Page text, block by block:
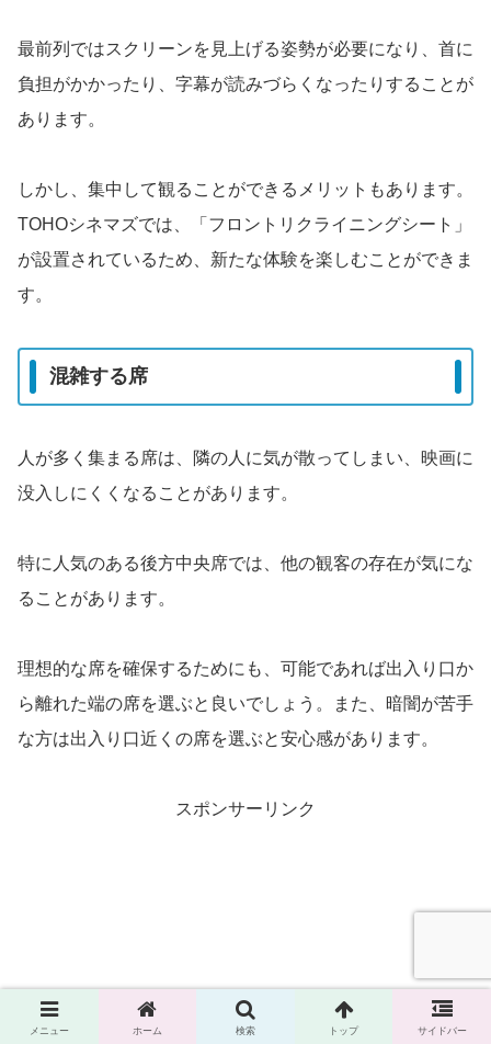
最前列ではスクリーンを見上げる姿勢が必要になり、首に
負担がかかったり、字幕が読みづらくなったりすることが
あります。
しかし、集中して観ることができるメリットもあります。
TOHOシネマズでは、「フロントリクライニングシート」
が設置されているため、新たな体験を楽しむことができま
す。
混雑する席
人が多く集まる席は、隣の人に気が散ってしまい、映画に
没入しにくくなることがあります。
特に人気のある後方中央席では、他の観客の存在が気にな
ることがあります。
理想的な席を確保するためにも、可能であれば出入り口か
ら離れた端の席を選ぶと良いでしょう。また、暗闇が苦手
な方は出入り口近くの席を選ぶと安心感があります。
スポンサーリンク
メニュー ホーム 検索 トップ サイドバー